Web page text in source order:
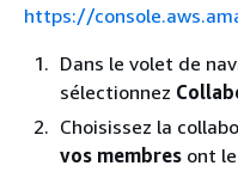
https://
Dans le volet de
sélectionnez
Choisissez la
vos membres ont